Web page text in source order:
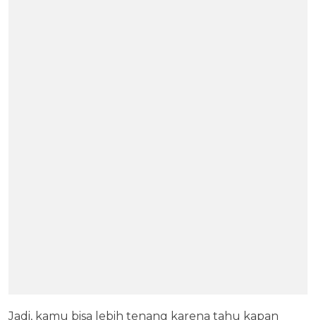
Jadi, kamu bisa lebih tenang karena tahu kapan